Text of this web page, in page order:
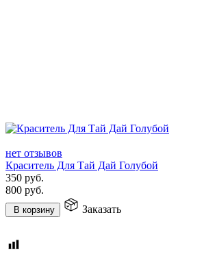
нет отзывов
Краситель Для Тай Дай Голубой
350 руб.
800 руб.
В корзину Заказать